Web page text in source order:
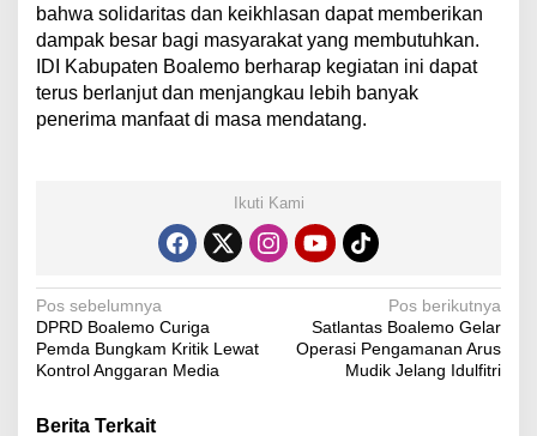
bahwa solidaritas dan keikhlasan dapat memberikan
dampak besar bagi masyarakat yang membutuhkan.
IDI Kabupaten Boalemo berharap kegiatan ini dapat
terus berlanjut dan menjangkau lebih banyak
penerima manfaat di masa mendatang.
Ikuti Kami
N
a
v
i
Pos sebelumnya
DPRD Boalemo Curiga
Pemda Bungkam Kritik Lewat
Kontrol Anggaran Media
Pos berikutnya
Satlantas Boalemo Gelar
Operasi Pengamanan Arus
Mudik Jelang Idulfitri
Berita Terkait